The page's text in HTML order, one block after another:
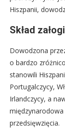
Hiszpanii,
Skład załogi
Dowodzona
o bardzo
stanowili
Portugalczycy,
Irlandczycy, a
przedsięwzięcia.